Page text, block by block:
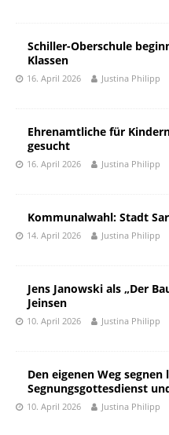
Schiller-Oberschule
Klassen
16. April 2026 Justina Philipp
Ehrenamtliche für
gesucht
16. April 2026 Justina Philipp
Kommunalwahl: Stadt
14. April 2026 Justina Philipp
Jens Janowski als „Der
Jeinsen
10. April 2026 Justina Philipp
Den eigenen Weg
Segnungsgottesdienst
10. April 2026 Justina Philipp